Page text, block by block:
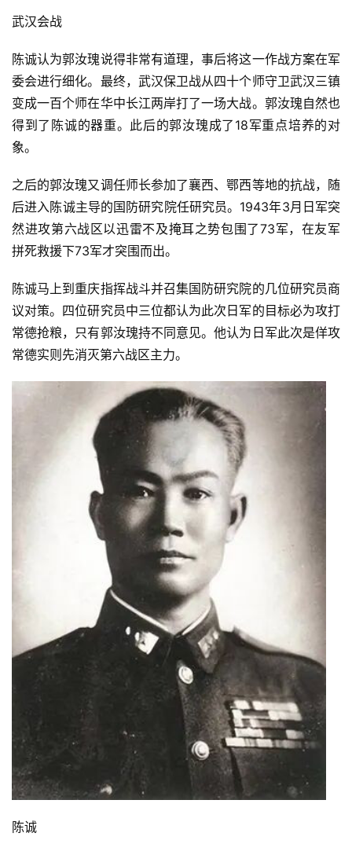
武汉会战
陈诚认为郭汝瑰说得非常有道理，事后将这一作战方案在军
委会进行细化。最终，武汉保卫战从四十个师守卫武汉三镇
变成一百个师在华中长江两岸打了一场大战。郭汝瑰自然也
得到了陈诚的器重。此后的郭汝瑰成了18军重点培养的对
象。
之后的郭汝瑰又调任师长参加了襄西、鄂西等地的抗战，随
后进入陈诚主导的国防研究院任研究员。1943年3月日军突
然进攻第六战区以迅雷不及掩耳之势包围了73军，在友军
拼死救援下73军才突围而出。
陈诚马上到重庆指挥战斗并召集国防研究院的几位研究员商
议对策。四位研究员中三位都认为此次日军的目标必为攻打
常德抢粮，只有郭汝瑰持不同意见。他认为日军此次是佯攻
常德实则先消灭第六战区主力。
陈诚